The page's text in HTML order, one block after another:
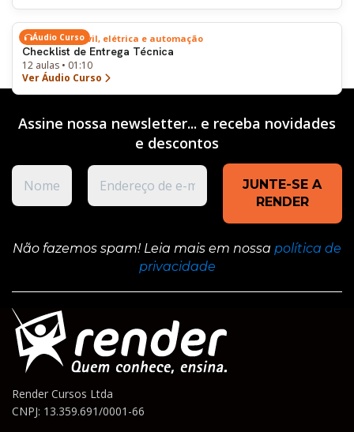
Áudio Curso
Engenharia civil, elétrica e automação
Checklist de Entrega Técnica
12 aulas • 01:10
Ver Áudio Curso
Assine nossa newsletter... e receba novidades
e descontos
Não fazemos spam! Leia mais em nossa política de
privacidade
Render Cursos Ltda
CNPJ: 13.359.691/0001-66